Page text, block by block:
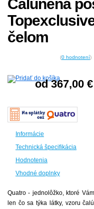
Čalúnená
čelom
(0 hodnotení)
od 367,00 €
Informácie
Technická špecifikácia
Hodnotenia
Vhodné doplnky
Quatro - jednolôžko, ktoré
len čo sa týka látky, vzoru